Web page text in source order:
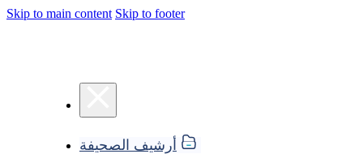
Skip to main content Skip to footer
أرشيف الصحيفة